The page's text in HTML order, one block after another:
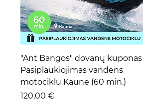
"Ant Bangos" dovanų kuponas
Pasiplaukiojimas vandens
motociklu Kaune (60 min.)
Kaina
120,00 €